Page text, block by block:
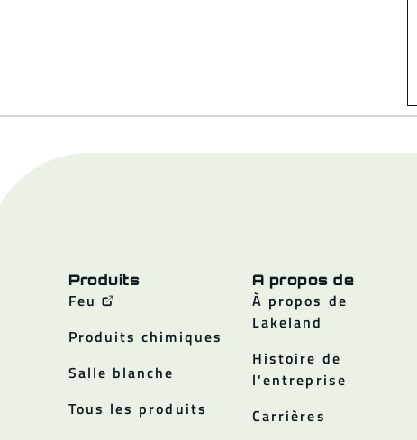
Produits
Feu
Produits chimiques
Salle blanche
Tous les produits
A propos de
À propos de
Lakeland
Histoire de
l'entreprise
Carrières